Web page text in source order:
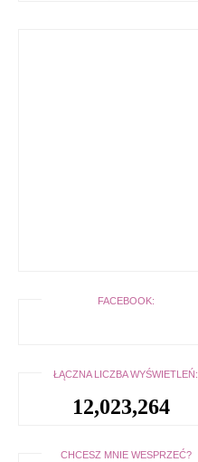
FACEBOOK:
ŁĄCZNA LICZBA WYŚWIETLEŃ:
12,023,264
CHCESZ MNIE WESPRZEĆ?